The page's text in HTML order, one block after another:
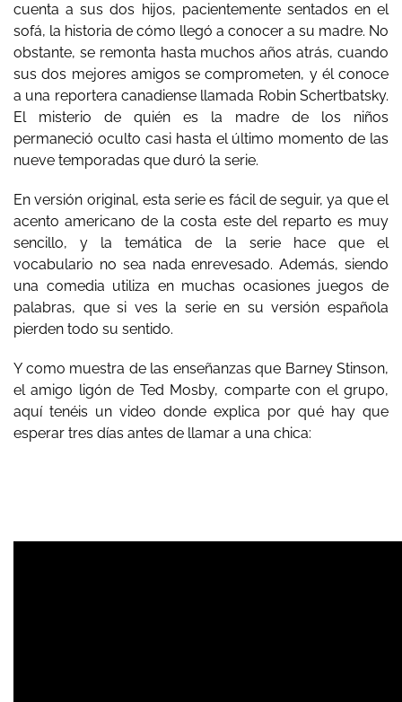
cuenta a sus dos hijos, pacientemente sentados en el
sofá, la historia de cómo llegó a conocer a su madre. No
obstante, se remonta hasta muchos años atrás, cuando
sus dos mejores amigos se comprometen, y él conoce
a una reportera canadiense llamada Robin Schertbatsky.
El misterio de quién es la madre de los niños
permaneció oculto casi hasta el último momento de las
nueve temporadas que duró la serie.
En versión original, esta serie es fácil de seguir, ya que el
acento americano de la costa este del reparto es muy
sencillo, y la temática de la serie hace que el
vocabulario no sea nada enrevesado. Además, siendo
una comedia utiliza en muchas ocasiones juegos de
palabras, que si ves la serie en su versión española
pierden todo su sentido.
Y como muestra de las enseñanzas que Barney Stinson,
el amigo ligón de Ted Mosby, comparte con el grupo,
aquí tenéis un video donde explica por qué hay que
esperar tres días antes de llamar a una chica: